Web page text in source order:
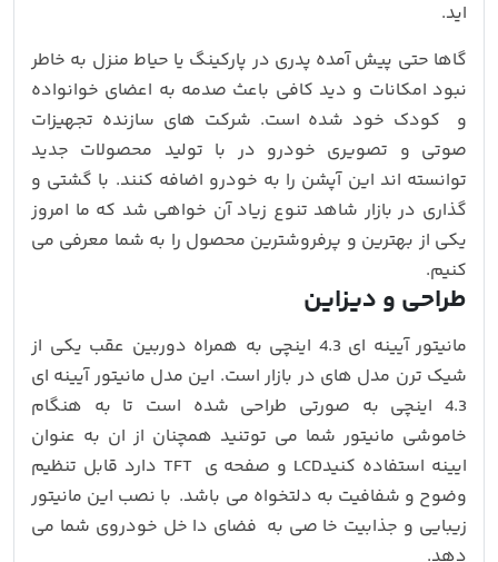
اید.
گاها حتی پیش آمده پدری در پارکینگ یا حیاط منزل به خاطر
نبود امکانات و دید کافی باعث صدمه به اعضای خوانواده
و کودک خود شده است. شرکت های سازنده تجهیزات
صوتی و تصویری خودرو در با تولید محصولات جدید
توانسته اند این آپشن را به خودرو اضافه کنند. با گشتی و
گذاری در بازار شاهد تنوع زیاد آن خواهی شد که ما امروز
یکی از بهترین و پرفروشترین محصول را به شما معرفی می
کنیم.
طراحی و دیزاین
مانیتور آیینه ای 4.3 اینچی به همراه دوربین عقب یکی از
شیک ترن مدل های در بازار است. این مدل مانیتور آیینه ای
4.3 اینچی به صورتی طراحی شده است تا به هنگام
خاموشی مانیتور شما می توتنید همچنان از ان به عنوان
ایینه استفاده کنیدLCD و صفحه ی TFT دارد قابل تنظیم
وضوح و شفافیت به دلتخواه می باشد. با نصب این مانیتور
زیبایی و جذابیت خا صی به فضای دا خل خودروی شما می